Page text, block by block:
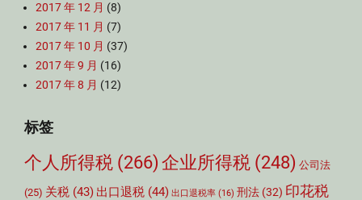
2017 年 12 月 (8)
2017 年 11 月 (7)
2017 年 10 月 (37)
2017 年 9 月 (16)
2017 年 8 月 (12)
标签
个人所得税 (266) 企业所得税 (248) 公司法
(25) 关税 (43) 出口退税 (44) 出口退税率 (16) 刑法 (32) 印花税